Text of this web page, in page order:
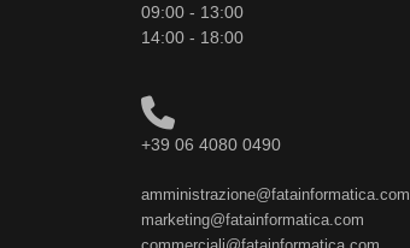
09:00 - 13:00
14:00 - 18:00
+39 06 4080 0490
amministrazione@fatainformatica.com
marketing@fatainformatica.com